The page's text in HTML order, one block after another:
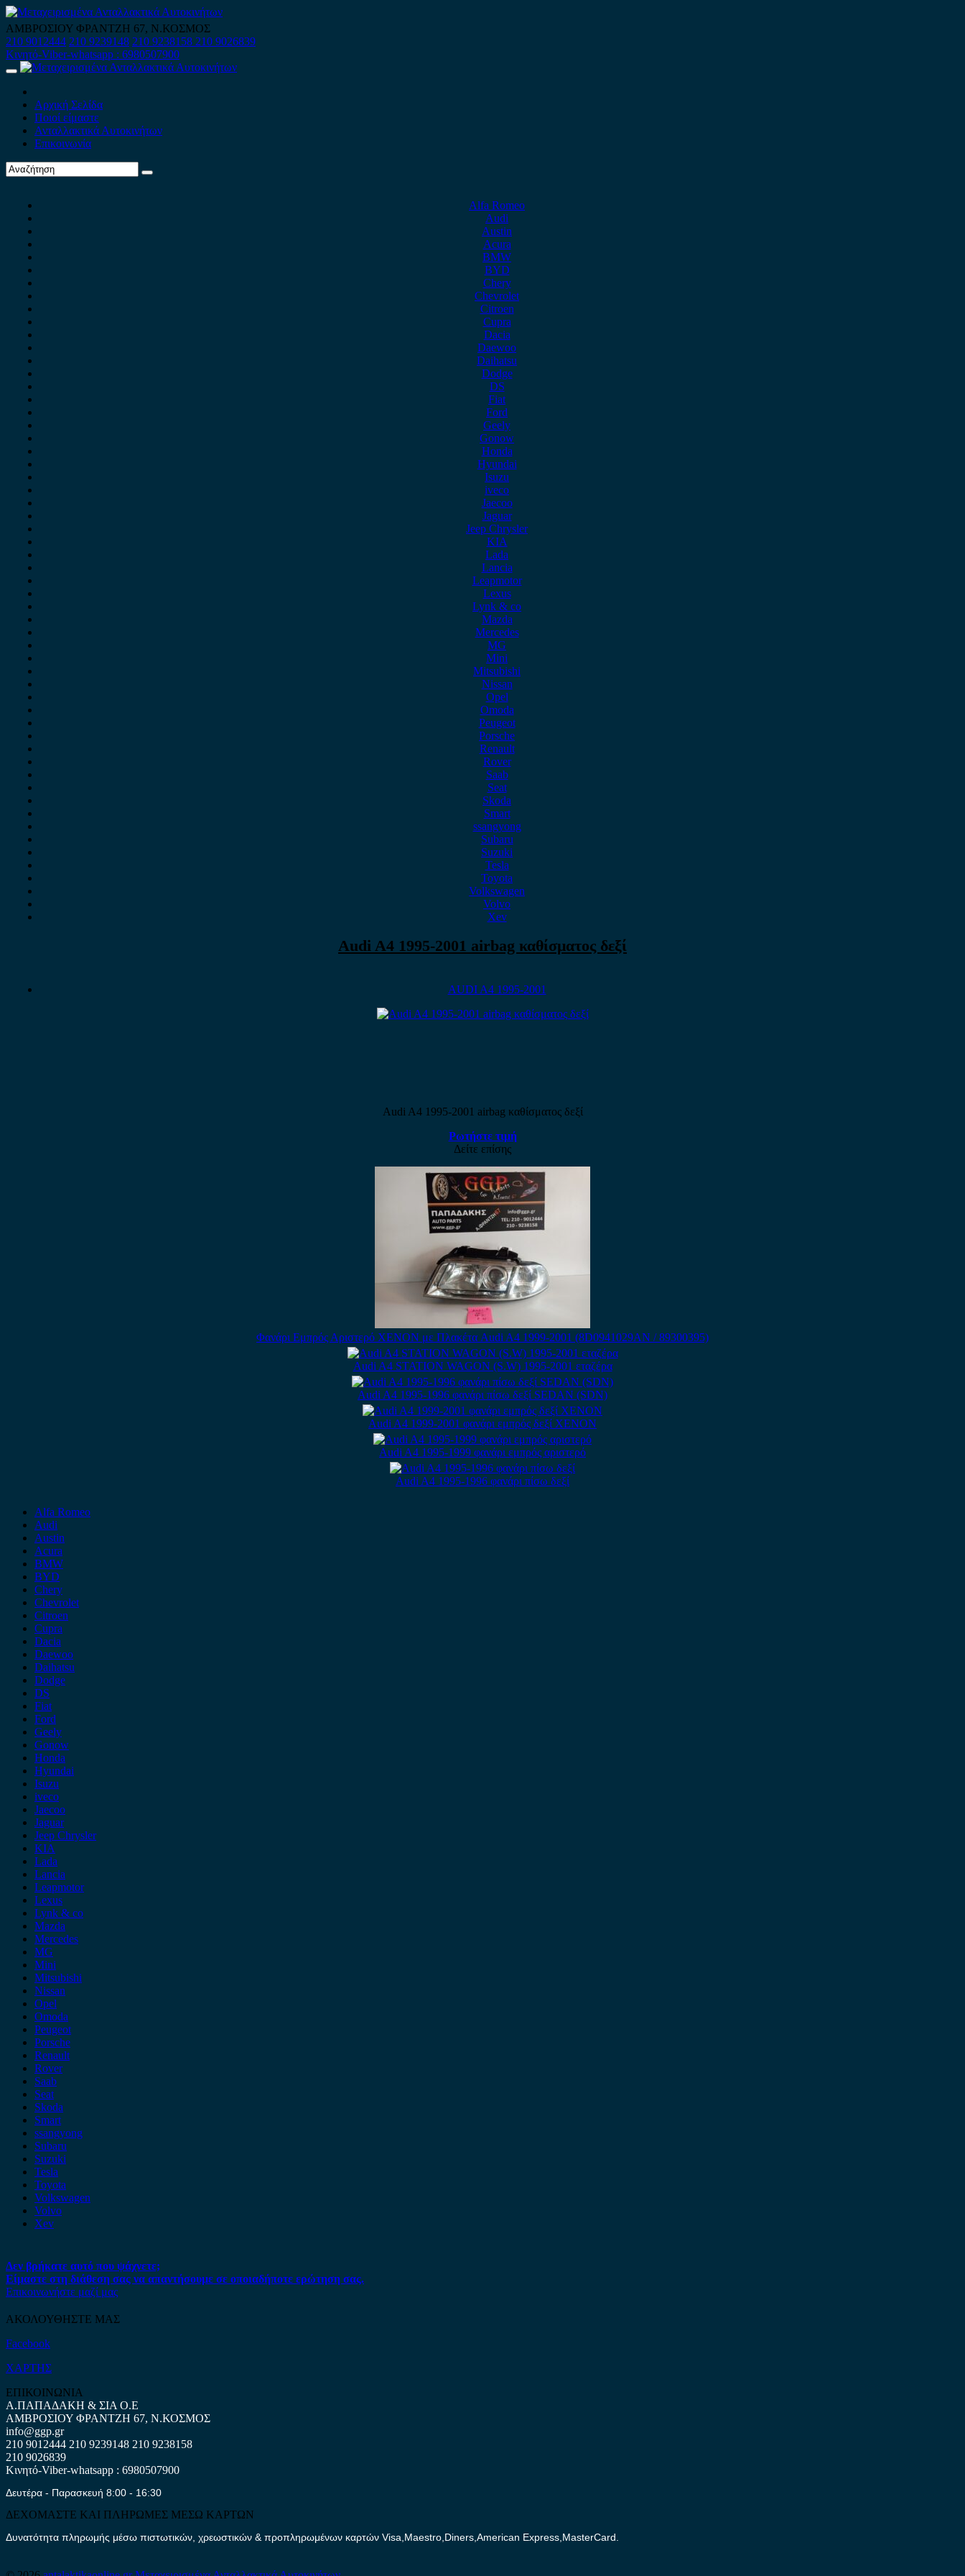
Skip
to
content
ΑΜΒΡΟΣΙΟΥ ΦΡΑΝΤΖΗ 67, Ν.ΚΟΣΜΟΣ
210 9012444 210 9239148 210 9238158 210 9026839
Κινητό-Viber-whatsapp : 6980507900
Primary
Αρχική Σελίδα
Ποιοί είμαστε
Ανταλλακτικά Αυτοκινήτων
Επικοινωνία
Alfa Romeo
Audi
Austin
Acura
BMW
BYD
Chery
Chevrolet
Citroen
Cupra
Dacia
Daewoo
Daihatsu
Dodge
DS
Fiat
Ford
Geely
Gonow
Honda
Hyundai
Isuzu
iveco
Jaecoo
Jaguar
Jeep Chrysler
KIA
Lada
Lancia
Leapmotor
Lexus
Lynk & co
Mazda
Mercedes
MG
Mini
Mitsubishi
Nissan
Opel
Omoda
Peugeot
Porsche
Renault
Rover
Saab
Seat
Skoda
Smart
ssangyong
Subaru
Suzuki
Tesla
Toyota
Volkswagen
Volvo
Xev
Audi A4 1995-2001 airbag καθίσματος δεξί
AUDI A4 1995-2001
Audi A4 1995-2001 airbag καθίσματος δεξί
Ρωτήστε τιμή
Δείτε επίσης
Φανάρι Εμπρός Αριστερό XENON με Πλακέτα Audi A4 1999-2001 (8D0941029AN / 89300395)
Audi A4 STATION WAGON (S.W) 1995-2001 εταζέρα
Audi A4 1995-1996 φανάρι πίσω δεξί SEDAN (SDN)
Audi A4 1999-2001 φανάρι εμπρός δεξί XENON
Audi A4 1995-1999 φανάρι εμπρός αριστερό
Audi A4 1995-1996 φανάρι πίσω δεξί
Alfa Romeo
Audi
Austin
Acura
BMW
BYD
Chery
Chevrolet
Citroen
Cupra
Dacia
Daewoo
Daihatsu
Dodge
DS
Fiat
Ford
Geely
Gonow
Honda
Hyundai
Isuzu
iveco
Jaecoo
Jaguar
Jeep Chrysler
KIA
Lada
Lancia
Leapmotor
Lexus
Lynk & co
Mazda
Mercedes
MG
Mini
Mitsubishi
Nissan
Opel
Omoda
Peugeot
Porsche
Renault
Rover
Saab
Seat
Skoda
Smart
ssangyong
Subaru
Suzuki
Tesla
Toyota
Volkswagen
Volvo
Xev
Δεν βρήκατε αυτό που ψάχνετε;
Είμαστε στη διάθεση σας να απαντήσουμε σε οποιαδήποτε ερώτηση σας.
Επικοινωνήστε μαζί μας
ΑΚΟΛΟΥΘΗΣΤΕ ΜΑΣ
Facebook
ΧΑΡΤΗΣ
ΕΠΙΚΟΙΝΩΝΙΑ
Α.ΠΑΠΑΔΑΚΗ & ΣΙΑ Ο.Ε
ΑΜΒΡΟΣΙΟΥ ΦΡΑΝΤΖΗ 67, Ν.ΚΟΣΜΟΣ
info@ggp.gr
210 9012444 210 9239148 210 9238158
210 9026839
Κινητό-Viber-whatsapp : 6980507900
Δευτέρα - Παρασκευή 8:00 - 16:30
ΔΕΧΟΜΑΣΤΕ ΚΑΙ ΠΛΗΡΩΜΕΣ ΜΕΣΩ ΚΑΡΤΩΝ
Δυνατότητα πληρωμής μέσω πιστωτικών, χρεωστικών & προπληρωμένων καρτών Visa,Maestro,Diners,American Express,MasterCard.